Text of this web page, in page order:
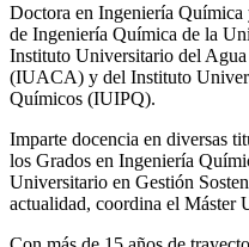
Doctora en Ingeniería
de Ingeniería Química de la
Instituto Universitario del
(IUACA) y del Instituto
Químicos (IUIPQ).
Imparte docencia en diversas
los Grados en Ingeniería
Universitario en Gestión
actualidad, coordina el Máster